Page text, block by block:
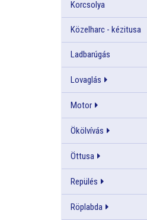
Korcsolya
Közelharc - kézitusa
Ladbarúgás
Lovaglás
Motor
Ökölvívás
Öttusa
Repülés
Röplabda